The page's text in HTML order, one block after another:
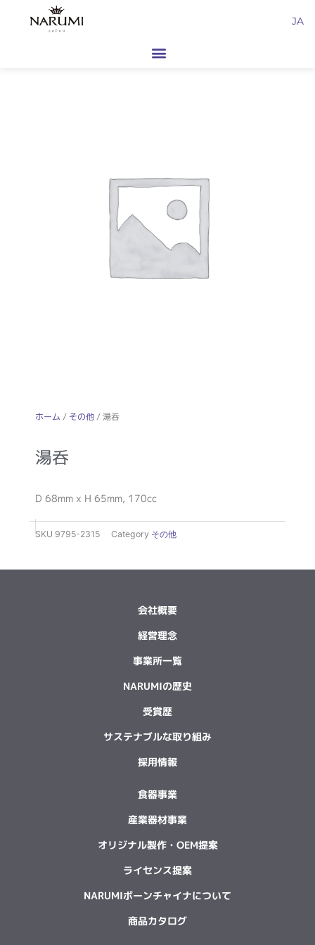
JA
ホーム / その他/ 湯呑
湯呑
D 68mm x H 65mm, 170cc
SKU 9795-2315 Category その他
会社概要
経営理念
事業所一覧
NARUMIの歴史
受賞歴
サステナブルな取り組み
採用情報
食器事業
産業器材事業
オリジナル製作・OEM提案
ライセンス提案
NARUMIボーンチャイナについて
商品カタログ